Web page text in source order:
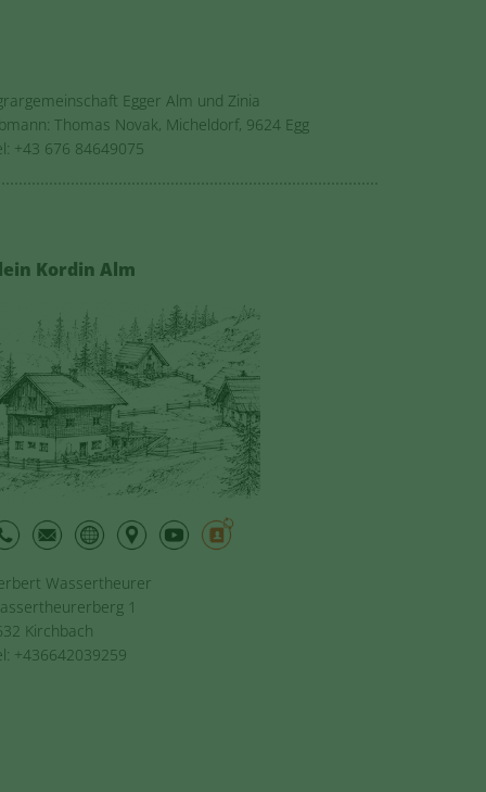
Egger Alm und Zinia
Thomas Novak, Micheldorf, 9624 Egg
+43 676 84649075
Kordin Alm
Wassertheurer
1
Kirchbach
+436642039259